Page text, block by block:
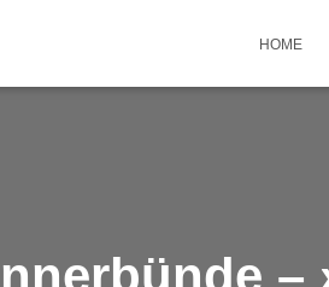
HOME
–